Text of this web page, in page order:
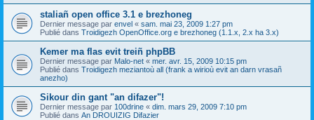
staliañ open office 3.1 e brezhoneg
Dernier message par envel « sam. mai 23, 2009 1:27 pm
Publié dans Troidigezh OpenOffice.org e brezhoneg (1.1.x, 2.x ha 3.x)
Kemer ma flas evit treiñ phpBB
Dernier message par Malo-net « mer. avr. 15, 2009 10:15 pm
Publié dans Troidigezh meziantoù all (frank a wirioù evit an darn vrasañ
anezho)
Sikour din gant "an difazer"!
Dernier message par 100drine « dim. mars 29, 2009 7:10 pm
Publié dans An DROUIZIG Difazier